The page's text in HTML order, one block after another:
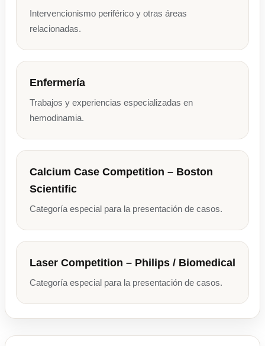
Intervencionismo periférico y otras áreas
relacionadas.
Enfermería
Trabajos y experiencias especializadas en
hemodinamia.
Calcium Case Competition – Boston
Scientific
Categoría especial para la presentación de casos.
Laser Competition – Philips / Biomedical
Categoría especial para la presentación de casos.